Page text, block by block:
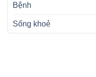
Bệnh
Sống khoẻ